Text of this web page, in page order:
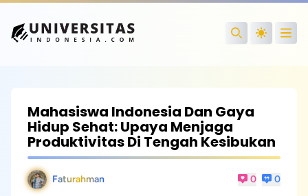
Search
Mahasiswa Indonesia Dan Gaya
Hidup Sehat: Upaya Menjaga
Produktivitas Di Tengah Kesibukan
Faturahman 0 0